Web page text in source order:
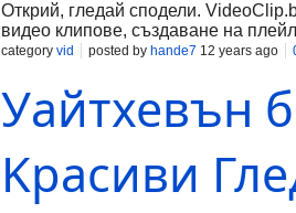
Открий, гледай сподели.
видео клипове, създаване на
category vid posted by hande7 12 years ago
Уайтхевън
Kрасиви